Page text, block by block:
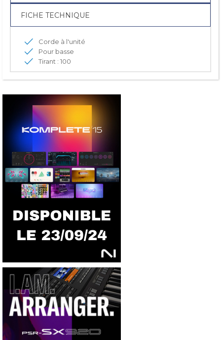
FICHE TECHNIQUE
Corde à l'unité
Pour basse
Tirant : 100